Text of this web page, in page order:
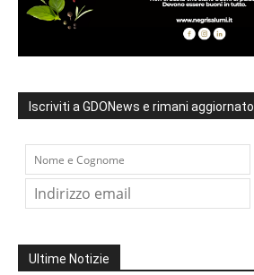
Iscriviti a GDONews e rimani aggiornato
Ultime Notizie